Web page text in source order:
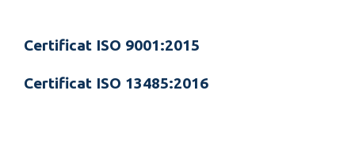
Certificat ISO 9001:2015
Certificat ISO 13485:2016